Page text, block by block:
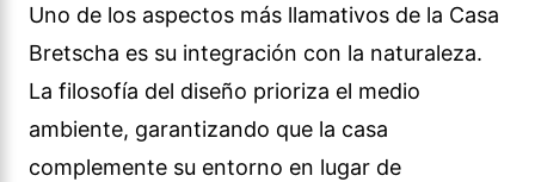
Uno de los aspectos más llamativos de la Casa
Bretscha es su integración con la naturaleza.
La filosofía del diseño prioriza el medio
ambiente, garantizando que la casa
complemente su entorno en lugar de